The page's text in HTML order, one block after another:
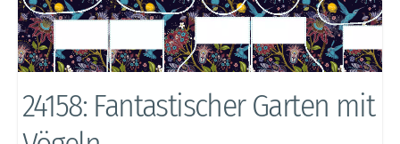
24158: Fantastischer Garten mit